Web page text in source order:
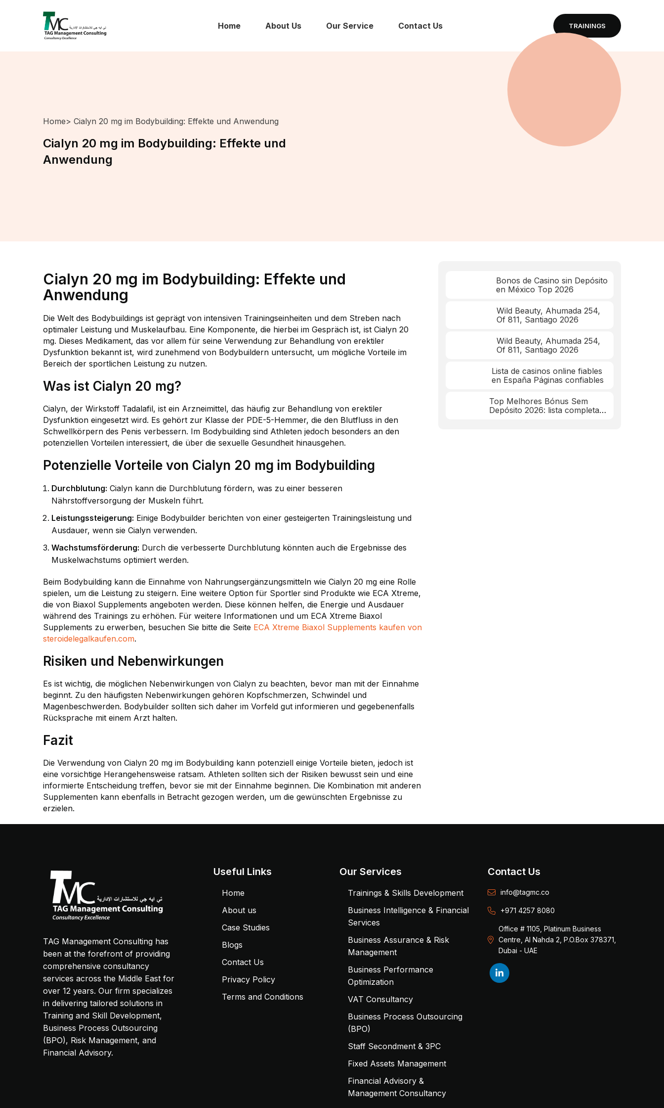
Home About Us Our Service Contact Us TRAININGS
Home> Cialyn 20 mg im Bodybuilding: Effekte und Anwendung
Cialyn 20 mg im Bodybuilding: Effekte und
Anwendung
Cialyn 20 mg im Bodybuilding: Effekte und
Anwendung
Die Welt des Bodybuildings ist geprägt von intensiven Trainingseinheiten und dem Streben nach
optimaler Leistung und Muskelaufbau. Eine Komponente, die hierbei im Gespräch ist, ist Cialyn 20
mg. Dieses Medikament, das vor allem für seine Verwendung zur Behandlung von erektiler
Dysfunktion bekannt ist, wird zunehmend von Bodybuildern untersucht, um mögliche Vorteile im
Bereich der sportlichen Leistung zu nutzen.
Was ist Cialyn 20 mg?
Cialyn, der Wirkstoff Tadalafil, ist ein Arzneimittel, das häufig zur Behandlung von erektiler
Dysfunktion eingesetzt wird. Es gehört zur Klasse der PDE-5-Hemmer, die den Blutfluss in den
Schwellkörpern des Penis verbessern. Im Bodybuilding sind Athleten jedoch besonders an den
potenziellen Vorteilen interessiert, die über die sexuelle Gesundheit hinausgehen.
Potenzielle Vorteile von Cialyn 20 mg im Bodybuilding
Durchblutung: Cialyn kann die Durchblutung fördern, was zu einer besseren
Nährstoffversorgung der Muskeln führt.
Leistungssteigerung: Einige Bodybuilder berichten von einer gesteigerten Trainingsleistung und
Ausdauer, wenn sie Cialyn verwenden.
Wachstumsförderung: Durch die verbesserte Durchblutung könnten auch die Ergebnisse des
Muskelwachstums optimiert werden.
Beim Bodybuilding kann die Einnahme von Nahrungsergänzungsmitteln wie Cialyn 20 mg eine Rolle
spielen, um die Leistung zu steigern. Eine weitere Option für Sportler sind Produkte wie ECA Xtreme,
die von Biaxol Supplements angeboten werden. Diese können helfen, die Energie und Ausdauer
während des Trainings zu erhöhen. Für weitere Informationen und um ECA Xtreme Biaxol
Supplements zu erwerben, besuchen Sie bitte die Seite ECA Xtreme Biaxol Supplements kaufen von
steroidelegalkaufen.com.
Risiken und Nebenwirkungen
Es ist wichtig, die möglichen Nebenwirkungen von Cialyn zu beachten, bevor man mit der Einnahme
beginnt. Zu den häufigsten Nebenwirkungen gehören Kopfschmerzen, Schwindel und
Magenbeschwerden. Bodybuilder sollten sich daher im Vorfeld gut informieren und gegebenenfalls
Rücksprache mit einem Arzt halten.
Fazit
Die Verwendung von Cialyn 20 mg im Bodybuilding kann potenziell einige Vorteile bieten, jedoch ist
eine vorsichtige Herangehensweise ratsam. Athleten sollten sich der Risiken bewusst sein und eine
informierte Entscheidung treffen, bevor sie mit der Einnahme beginnen. Die Kombination mit anderen
Supplementen kann ebenfalls in Betracht gezogen werden, um die gewünschten Ergebnisse zu
erzielen.
Bonos de Casino sin Depósito
en México Top 2026
Wild Beauty, Ahumada 254,
Of 811, Santiago 2026
Wild Beauty, Ahumada 254,
Of 811, Santiago 2026
Lista de casinos online fiables
en España Páginas confiables
Top Melhores Bónus Sem
Depósito 2026: lista completa
TAG Management Consulting has
been at the forefront of providing
comprehensive consultancy
services across the Middle East for
over 12 years. Our firm specializes
in delivering tailored solutions in
Training and Skill Development,
Business Process Outsourcing
(BPO), Risk Management, and
Financial Advisory.
Useful Links
Home
About us
Case Studies
Blogs
Contact Us
Privacy Policy
Terms and Conditions
Our Services
Trainings & Skills Development
Business Intelligence & Financial
Services
Business Assurance & Risk
Management
Business Performance
Optimization
VAT Consultancy
Business Process Outsourcing
(BPO)
Staff Secondment & 3PC
Fixed Assets Management
Financial Advisory &
Management Consultancy
Contact Us
info@tagmc.co
+971 4257 8080
Office # 1105, Platinum Business
Centre, Al Nahda 2, P.O.Box 378371,
Dubai - UAE